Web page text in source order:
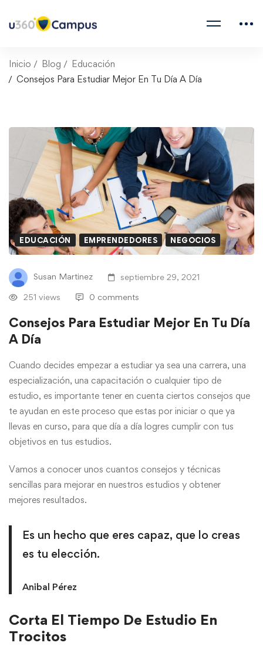
Inicio Blog
Educación
Consejos Para Estudiar Mejor En Tu Día A Día
EDUCACIÓN EMPRENDEDORES NEGOCIOS
Susan Martinez septiembre 29, 2021
251 views 0 comments
Consejos Para Estudiar Mejor En Tu Día
A Día
Cuando decides empezar a estudiar ya sea una carrera, una
especialización, una capacitación o cualquier tipo de
estudio, es importante tener en cuenta ciertos consejos que
te ayudan en este proceso que estas por iniciar o que ya
llevas en curso, para que día a día logres cumplir con tus
objetivos en tus estudios.
Vamos a conocer unos cuantos consejos y técnicas
sencillas para mejorar en nuestros estudios y obtener
mejores resultados.
Es un hecho que eres capaz, que lo creas
es tu elección.
Anibal Pérez
Corta El Tiempo De Estudio En
Trocitos